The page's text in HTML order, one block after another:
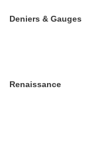
Deniers & Gauges
Renaissance